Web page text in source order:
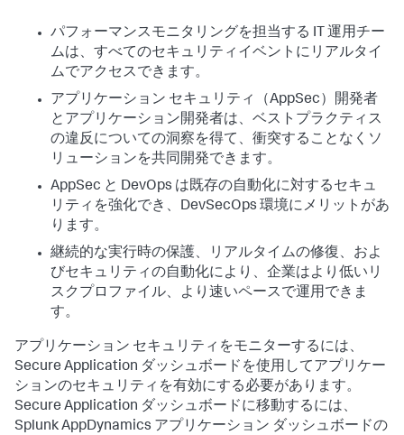
パフォーマンスモニタリングを担当する IT 運用チー
ムは、すべてのセキュリティイベントにリアルタイ
ムでアクセスできます。
アプリケーション セキュリティ（AppSec）開発者
とアプリケーション開発者は、ベストプラクティス
の違反についての洞察を得て、衝突することなくソ
リューションを共同開発できます。
AppSec と DevOps は既存の自動化に対するセキュ
リティを強化でき、DevSecOps 環境にメリットがあ
ります。
継続的な実行時の保護、リアルタイムの修復、およ
びセキュリティの自動化により、企業はより低いリ
スクプロファイル、より速いペースで運用できま
す。
アプリケーション セキュリティをモニターするには、
Secure Application ダッシュボードを使用してアプリケー
ションのセキュリティを有効にする必要があります。
Secure Application ダッシュボードに移動するには、
Splunk AppDynamics アプリケーション ダッシュボードの